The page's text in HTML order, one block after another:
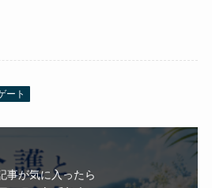
ート
事が気に入ったら